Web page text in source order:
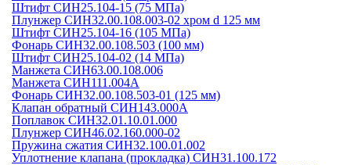
Штифт СИН25.104-15 (75 МПа)
Плунжер СИН32.00.108.003-02 хром d 125 мм
Штифт СИН25.104-16 (105 МПа)
Фонарь СИН32.00.108.503 (100 мм)
Штифт СИН25.104-02 (14 МПа)
Манжета СИН63.00.108.006
Манжета СИН111.004А
Фонарь СИН32.00.108.503-01 (125 мм)
Клапан обратный СИН143.000А
Поплавок СИН32.01.10.01.000
Плунжер СИН46.02.160.000-02
Пружина сжатия СИН32.100.01.002
Уплотнение клапана (прокладка) СИН31.100.172